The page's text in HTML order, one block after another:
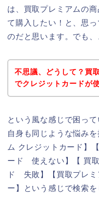
は、買取プレミアムの
て購入したい！と、思
のだと思います。でも、
不思議、どうして？買
でクレジットカードが
という風な感じで困っ
自身も同じような悩み
ム クレジットカード】
ード 使えない】【 買
ド 失敗】【買取プレ
ー】という感じで検索を